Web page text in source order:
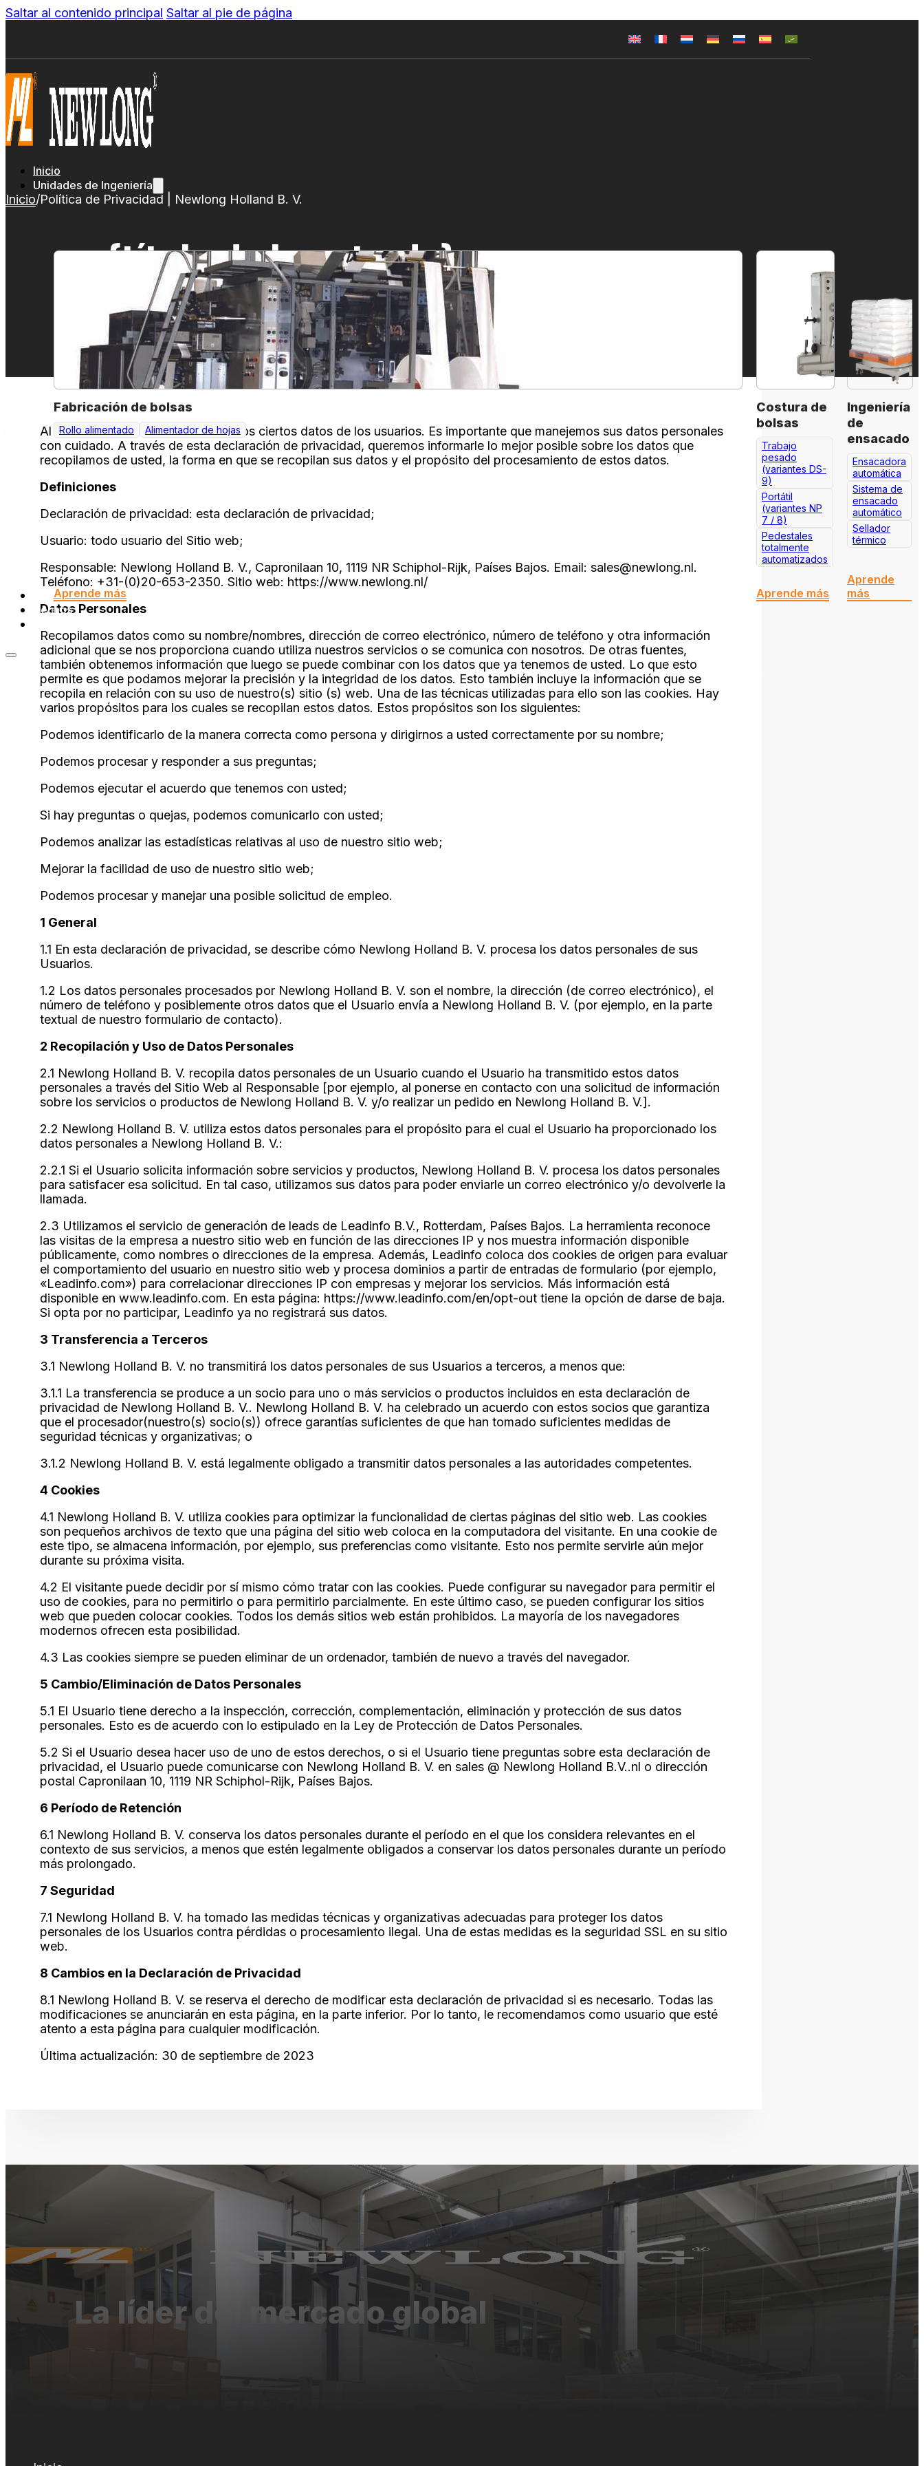
Saltar al contenido principal Saltar al pie de página
Inicio
Unidades de Ingeniería
Fabricación de bolsas
Rollo alimentado Alimentador de hojas
Aprende más
Costura de
bolsas
Trabajo
pesado
(variantes DS-
9)
Portátil
(variantes NP
7 / 8)
Pedestales
totalmente
automatizados
Aprende más
Ingeniería
de
ensacado
Ensacadora
automática
Sistema de
ensacado
automático
Sellador
térmico
Aprende
más
Acerca de
Hechos
Inicio/Política de Privacidad | Newlong Holland B. V.
{título de la entrada}
Al utilizar nuestro sitio web, recibimos ciertos datos de los usuarios. Es importante que manejemos sus datos personales
con cuidado. A través de esta declaración de privacidad, queremos informarle lo mejor posible sobre los datos que
recopilamos de usted, la forma en que se recopilan sus datos y el propósito del procesamiento de estos datos.
Definiciones
Declaración de privacidad: esta declaración de privacidad;
Usuario: todo usuario del Sitio web;
Responsable: Newlong Holland B. V., Capronilaan 10, 1119 NR Schiphol-Rijk, Países Bajos. Email: sales@newlong.nl.
Teléfono: +31-(0)20-653-2350. Sitio web: https://www.newlong.nl/
Datos Personales
Recopilamos datos como su nombre/nombres, dirección de correo electrónico, número de teléfono y otra información
adicional que se nos proporciona cuando utiliza nuestros servicios o se comunica con nosotros. De otras fuentes,
también obtenemos información que luego se puede combinar con los datos que ya tenemos de usted. Lo que esto
permite es que podamos mejorar la precisión y la integridad de los datos. Esto también incluye la información que se
recopila en relación con su uso de nuestro(s) sitio (s) web. Una de las técnicas utilizadas para ello son las cookies. Hay
varios propósitos para los cuales se recopilan estos datos. Estos propósitos son los siguientes:
Podemos identificarlo de la manera correcta como persona y dirigirnos a usted correctamente por su nombre;
Podemos procesar y responder a sus preguntas;
Podemos ejecutar el acuerdo que tenemos con usted;
Si hay preguntas o quejas, podemos comunicarlo con usted;
Podemos analizar las estadísticas relativas al uso de nuestro sitio web;
Mejorar la facilidad de uso de nuestro sitio web;
Podemos procesar y manejar una posible solicitud de empleo.
1 General
1.1 En esta declaración de privacidad, se describe cómo Newlong Holland B. V. procesa los datos personales de sus
Usuarios.
1.2 Los datos personales procesados por Newlong Holland B. V. son el nombre, la dirección (de correo electrónico), el
número de teléfono y posiblemente otros datos que el Usuario envía a Newlong Holland B. V. (por ejemplo, en la parte
textual de nuestro formulario de contacto).
2 Recopilación y Uso de Datos Personales
2.1 Newlong Holland B. V. recopila datos personales de un Usuario cuando el Usuario ha transmitido estos datos
personales a través del Sitio Web al Responsable [por ejemplo, al ponerse en contacto con una solicitud de información
sobre los servicios o productos de Newlong Holland B. V. y/o realizar un pedido en Newlong Holland B. V.].
2.2 Newlong Holland B. V. utiliza estos datos personales para el propósito para el cual el Usuario ha proporcionado los
datos personales a Newlong Holland B. V.:
2.2.1 Si el Usuario solicita información sobre servicios y productos, Newlong Holland B. V. procesa los datos personales
para satisfacer esa solicitud. En tal caso, utilizamos sus datos para poder enviarle un correo electrónico y/o devolverle la
llamada.
2.3 Utilizamos el servicio de generación de leads de Leadinfo B.V., Rotterdam, Países Bajos. La herramienta reconoce
las visitas de la empresa a nuestro sitio web en función de las direcciones IP y nos muestra información disponible
públicamente, como nombres o direcciones de la empresa. Además, Leadinfo coloca dos cookies de origen para evaluar
el comportamiento del usuario en nuestro sitio web y procesa dominios a partir de entradas de formulario (por ejemplo,
«Leadinfo.com») para correlacionar direcciones IP con empresas y mejorar los servicios. Más información está
disponible en www.leadinfo.com. En esta página: https://www.leadinfo.com/en/opt-out tiene la opción de darse de baja.
Si opta por no participar, Leadinfo ya no registrará sus datos.
3 Transferencia a Terceros
3.1 Newlong Holland B. V. no transmitirá los datos personales de sus Usuarios a terceros, a menos que:
3.1.1 La transferencia se produce a un socio para uno o más servicios o productos incluidos en esta declaración de
privacidad de Newlong Holland B. V.. Newlong Holland B. V. ha celebrado un acuerdo con estos socios que garantiza
que el procesador(nuestro(s) socio(s)) ofrece garantías suficientes de que han tomado suficientes medidas de
seguridad técnicas y organizativas; o
3.1.2 Newlong Holland B. V. está legalmente obligado a transmitir datos personales a las autoridades competentes.
4 Cookies
4.1 Newlong Holland B. V. utiliza cookies para optimizar la funcionalidad de ciertas páginas del sitio web. Las cookies
son pequeños archivos de texto que una página del sitio web coloca en la computadora del visitante. En una cookie de
este tipo, se almacena información, por ejemplo, sus preferencias como visitante. Esto nos permite servirle aún mejor
durante su próxima visita.
4.2 El visitante puede decidir por sí mismo cómo tratar con las cookies. Puede configurar su navegador para permitir el
uso de cookies, para no permitirlo o para permitirlo parcialmente. En este último caso, se pueden configurar los sitios
web que pueden colocar cookies. Todos los demás sitios web están prohibidos. La mayoría de los navegadores
modernos ofrecen esta posibilidad.
4.3 Las cookies siempre se pueden eliminar de un ordenador, también de nuevo a través del navegador.
5 Cambio/Eliminación de Datos Personales
5.1 El Usuario tiene derecho a la inspección, corrección, complementación, eliminación y protección de sus datos
personales. Esto es de acuerdo con lo estipulado en la Ley de Protección de Datos Personales.
5.2 Si el Usuario desea hacer uso de uno de estos derechos, o si el Usuario tiene preguntas sobre esta declaración de
privacidad, el Usuario puede comunicarse con Newlong Holland B. V. en sales @ Newlong Holland B.V..nl o dirección
postal Capronilaan 10, 1119 NR Schiphol-Rijk, Países Bajos.
6 Período de Retención
6.1 Newlong Holland B. V. conserva los datos personales durante el período en el que los considera relevantes en el
contexto de sus servicios, a menos que estén legalmente obligados a conservar los datos personales durante un período
más prolongado.
7 Seguridad
7.1 Newlong Holland B. V. ha tomado las medidas técnicas y organizativas adecuadas para proteger los datos
personales de los Usuarios contra pérdidas o procesamiento ilegal. Una de estas medidas es la seguridad SSL en su sitio
web.
8 Cambios en la Declaración de Privacidad
8.1 Newlong Holland B. V. se reserva el derecho de modificar esta declaración de privacidad si es necesario. Todas las
modificaciones se anunciarán en esta página, en la parte inferior. Por lo tanto, le recomendamos como usuario que esté
atento a esta página para cualquier modificación.
Última actualización: 30 de septiembre de 2023
La líder del mercado global